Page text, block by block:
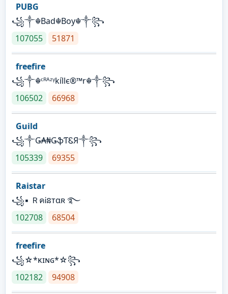
PUBG
꧁༒☬Bad☬Boy☬༒꧂
107055
51871
freefire
꧁༒☬ᶜᴿᴬᶻᵞkíllє®™r☬༒꧂
106502
66968
Guild
꧁༒Ǥ₳₦ǤֆƬᏋЯ༒꧂
105339
69355
Raistar
꧁▪ ＲคᎥនтαʀ ࿐
102708
68504
freefire
꧁☆*κɪɴɢ*☆꧂
102182
94908